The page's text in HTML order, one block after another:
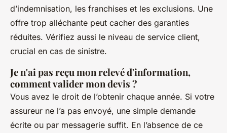
d’indemnisation, les franchises et les exclusions. Une
offre trop alléchante peut cacher des garanties
réduites. Vérifiez aussi le niveau de service client,
crucial en cas de sinistre.
Je n'ai pas reçu mon relevé d'information,
comment valider mon devis ?
Vous avez le droit de l’obtenir chaque année. Si votre
assureur ne l’a pas envoyé, une simple demande
écrite ou par messagerie suffit. En l’absence de ce